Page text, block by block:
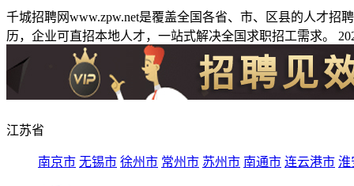
千城招聘网www.zpw.net是覆盖全国各省、市、区县的人才
历，企业可直招本地人才，一站式解决全国求职招工需求。
江苏省
南京市 无锡市 徐州市 常州市 苏州市 南通市 连云港市 淮